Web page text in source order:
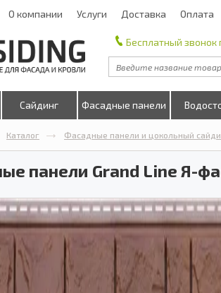
О компании Услуги Доставка Оплата
Бесплатный звонок
Сайдинг Фасадные панели
Каталог Фасадные панели и цокольный
панели Grand Line Я-